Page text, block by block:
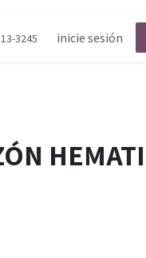
3245 inicie sesión